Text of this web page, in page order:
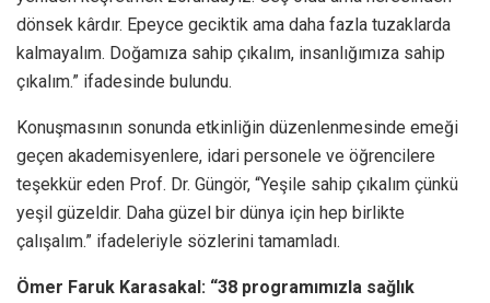
dönsek kârdır. Epeyce geciktik ama daha fazla tuzaklarda
kalmayalım. Doğamıza sahip çıkalım, insanlığımıza sahip
çıkalım.” ifadesinde bulundu.
Konuşmasının sonunda etkinliğin düzenlenmesinde emeği
geçen akademisyenlere, idari personele ve öğrencilere
teşekkür eden Prof. Dr. Güngör, “Yeşile sahip çıkalım çünkü
yeşil güzeldir. Daha güzel bir dünya için hep birlikte
çalışalım.” ifadeleriyle sözlerini tamamladı.
Ömer Faruk Karasakal: “38 programımızla sağlık